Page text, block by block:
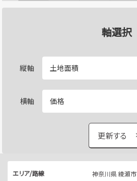
軸選択
縦軸
横軸
更新する
エリア/路線 神奈川県 綾瀬市